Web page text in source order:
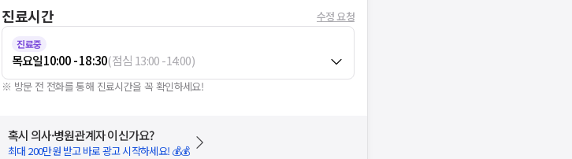
진료시간 수정 요청
진료중
목요일10:00 - 18:30(점심 13:00-14:00)
※ 방문 전 전화를 통해 진료시간을 꼭 확인하세요!
혹시 의사·병원관계자 이신가요?
최대 200만원 받고 바로 광고 시작하세요! 💰💰